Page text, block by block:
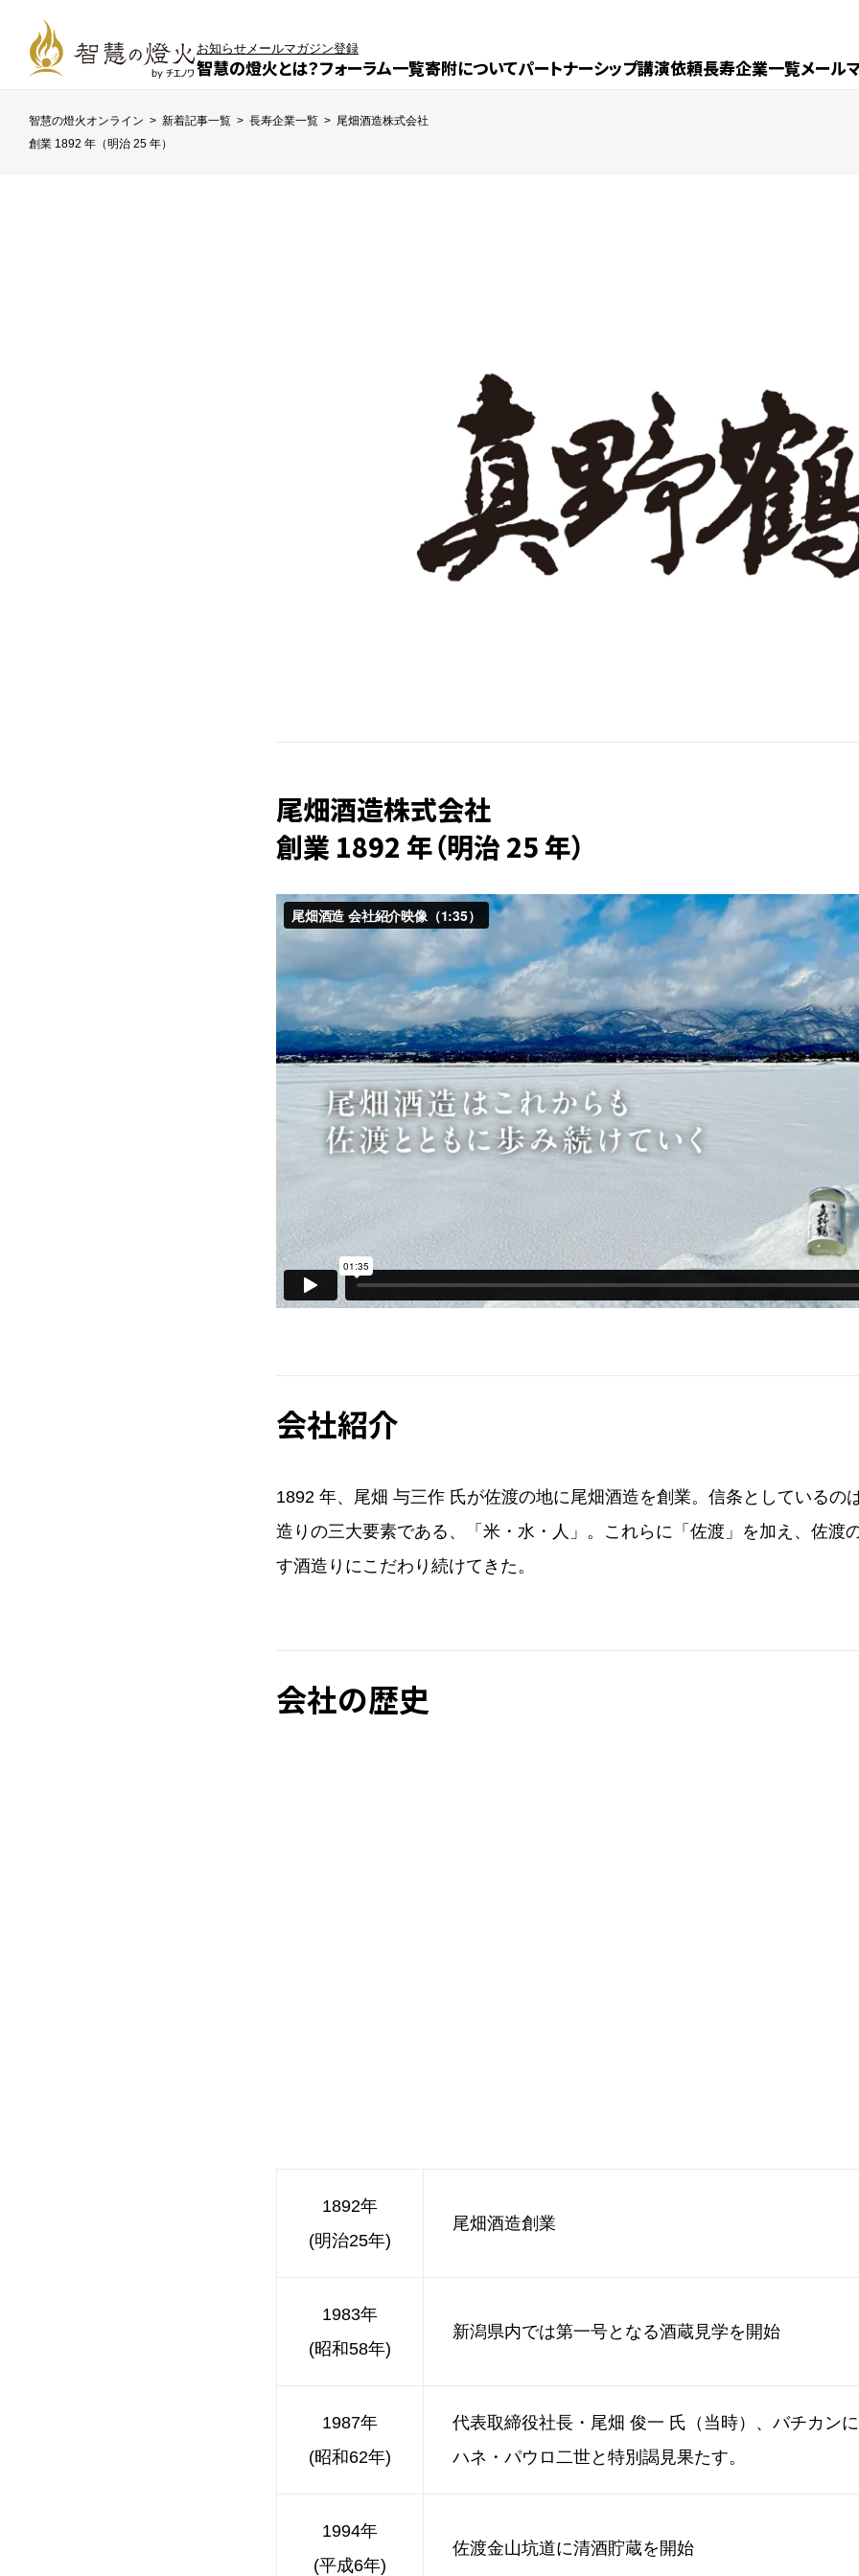
智慧の燈火とは？フォーラム一覧寄附についてパートナーシップ講演依頼長寿企業一覧メール
お知らせメールマガジン登録
智慧の燈火オンライン > 新着記事一覧 > 長寿企業一覧 > 尾畑酒造株式会社
創業 1892 年（明治 25 年）
尾畑酒造株式会社
創業 1892 年（明治 25 年）
会社紹介
1892 年、尾畑 与三作 氏が佐渡の地に尾畑酒造を創業。信条としているの
造りの三大要素である、「米・水・人」。これらに「佐渡」を加え、佐渡
す酒造りにこだわり続けてきた。
会社の歴史
1892年
(明治25年)
尾畑酒造創業
1983年
(昭和58年)
新潟県内では第一号となる酒蔵見学を開始
1987年
(昭和62年)
代表取締役社長・尾畑 俊一 氏（当時）、バチカン
ハネ・パウロ二世と特別謁見果たす。
1994年
(平成6年)
佐渡金山坑道に清酒貯蔵を開始